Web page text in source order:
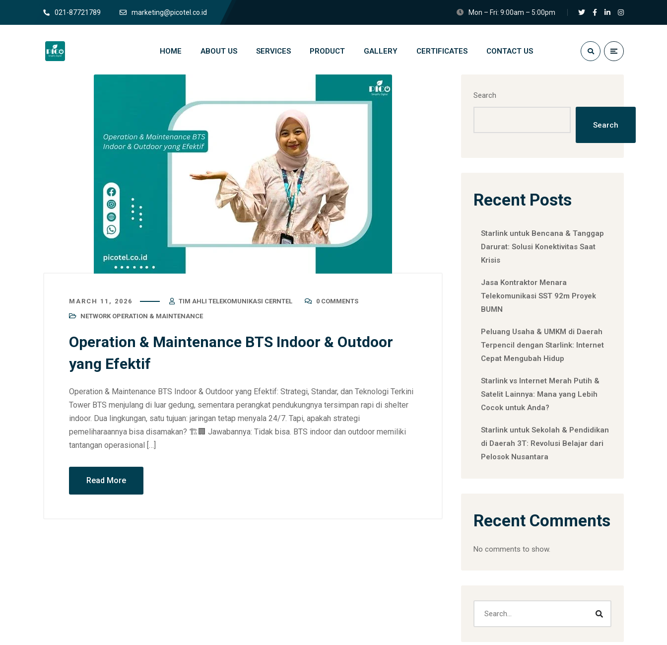
021-87721789 marketing@picotel.co.id Mon – Fri: 9:00am – 5:00pm
HOME ABOUT US SERVICES PRODUCT GALLERY CERTIFICATES CONTACT US
MARCH 11, 2026 TIM AHLI TELEKOMUNIKASI CERNTEL
0 COMMENTS
NETWORK OPERATION & MAINTENANCE
Operation & Maintenance BTS Indoor & Outdoor
yang Efektif
Operation & Maintenance BTS Indoor & Outdoor yang Efektif: Strategi, Standar, dan Teknologi Terkini
Tower BTS menjulang di luar gedung, sementara perangkat pendukungnya tersimpan rapi di shelter
indoor. Dua lingkungan, satu tujuan: jaringan tetap menyala 24/7. Tapi, apakah strategi
pemeliharaannya bisa disamakan? 🏗️🏢 Jawabannya: Tidak bisa. BTS indoor dan outdoor memiliki
tantangan operasional […]
Read More
Search
Search
Recent Posts
Starlink untuk Bencana & Tanggap
Darurat: Solusi Konektivitas Saat
Krisis
Jasa Kontraktor Menara
Telekomunikasi SST 92m Proyek
BUMN
Peluang Usaha & UMKM di Daerah
Terpencil dengan Starlink: Internet
Cepat Mengubah Hidup
Starlink vs Internet Merah Putih &
Satelit Lainnya: Mana yang Lebih
Cocok untuk Anda?
Starlink untuk Sekolah & Pendidikan
di Daerah 3T: Revolusi Belajar dari
Pelosok Nusantara
Recent Comments
No comments to show.